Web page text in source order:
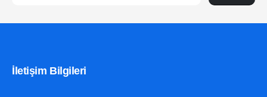
İletişim Bilgileri